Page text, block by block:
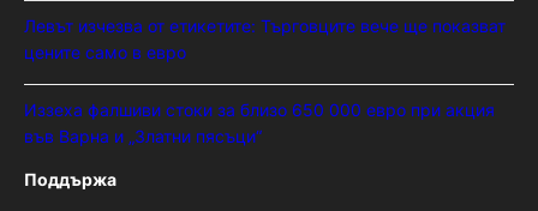
Левът изчезва от етикетите: Търговците вече ще показват
цените само в евро
Иззеха фалшиви стоки за близо 650 000 евро при акция
във Варна и „Златни пясъци“
Поддържа